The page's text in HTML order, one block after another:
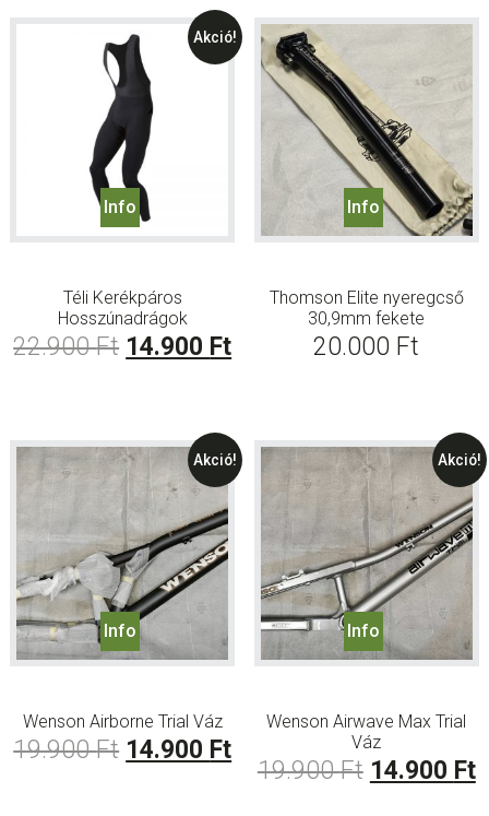
2.500 Ft.1.500 Ft.
Akció!
Info
Téli Kerékpáros
Hosszúnadrágok
22.900Ft Original
22.900 Ft.
14.900 FtCurrent
14.900 Ft.
Info
Thomson Elite nyeregcső
30,9mm fekete
20.000 Ft
Akció!
Info
Wenson Airborne Trial Váz
19.900Ft Original
14.900 FtCurrent
price
Akció!
Info
Wenson Airwave Max Trial
Váz
19.900Ft Original
14.900 Ft